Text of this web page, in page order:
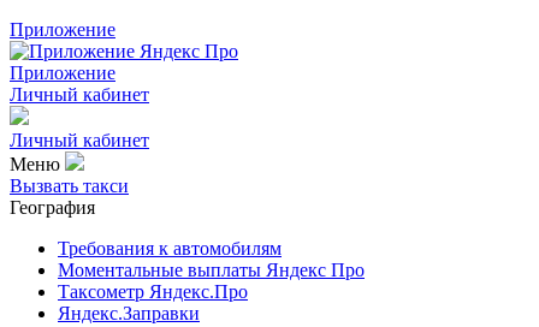
Приложение
Приложение
Личный кабинет
Личный кабинет
Меню
Вызвать такси
География
Требования к автомобилям
Моментальные выплаты Яндекс Про
Таксометр Яндекс.Про
Яндекс.Заправки